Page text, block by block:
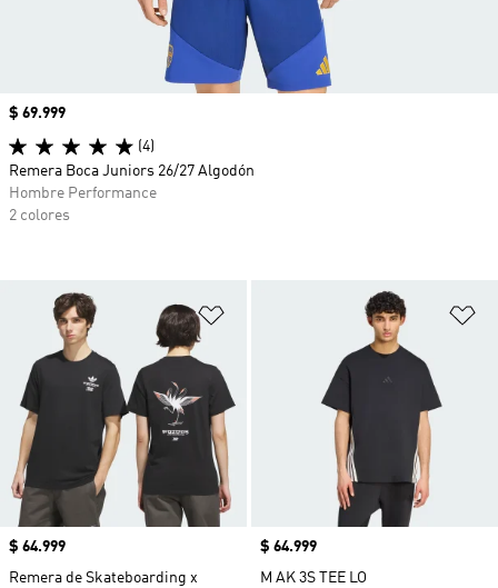
Añadir a la lista de deseos
Precio
$ 64.999
Remera de Skateboarding x
Precio
$ 64.999
M AK 3S TEE LO
Precio
$ 69.999
(4)
Remera Boca Juniors 26/27 Algodón
Hombre Performance
2 colores